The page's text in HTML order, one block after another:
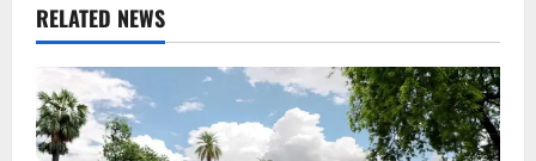
RELATED NEWS